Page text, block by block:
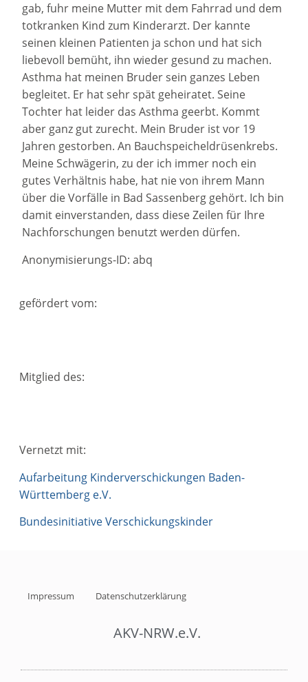
gab, fuhr meine Mutter mit dem Fahrrad und dem
totkranken Kind zum Kinderarzt. Der kannte
seinen kleinen Patienten ja schon und hat sich
liebevoll bemüht, ihn wieder gesund zu machen.
Asthma hat meinen Bruder sein ganzes Leben
begleitet. Er hat sehr spät geheiratet. Seine
Tochter hat leider das Asthma geerbt. Kommt
aber ganz gut zurecht. Mein Bruder ist vor 19
Jahren gestorben. An Bauchspeicheldrüsenkrebs.
Meine Schwägerin, zu der ich immer noch ein
gutes Verhältnis habe, hat nie von ihrem Mann
über die Vorfälle in Bad Sassenberg gehört. Ich bin
damit einverstanden, dass diese Zeilen für Ihre
Nachforschungen benutzt werden dürfen.
Anonymisierungs-ID: abq
gefördert vom:
Mitglied des:
Vernetzt mit:
Aufarbeitung Kinderverschickungen Baden-
Württemberg e.V.
Bundesinitiative Verschickungskinder
Impressum Datenschutzerklärung
AKV-NRW.e.V.